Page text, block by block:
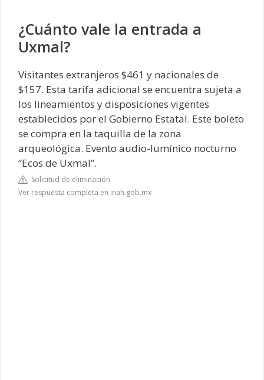
¿Cuánto vale la entrada a
Uxmal?
Visitantes extranjeros $461 y nacionales de
$157. Esta tarifa adicional se encuentra sujeta a
los lineamientos y disposiciones vigentes
establecidos por el Gobierno Estatal. Este boleto
se compra en la taquilla de la zona
arqueológica. Evento audio-lumínico nocturno
“Ecos de Uxmal”.
Solicitud de eliminación
Ver respuesta completa en inah.gob.mx